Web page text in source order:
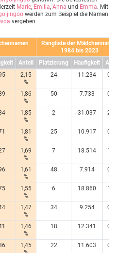
Marie, Emilia, Anna und Emma. Mit
werden zum Beispiel die Namen
vergeben.
Rangliste der
1984 bis 2023
Anteil Platzierung Häufigkeit
2,15
%
24 11.234
1,86
%
50 7.733
1,85
%
2 31.037
1,81
%
25 10.917
1,69
%
7 18.514
1,61
%
48 7.914
1,55
%
6 18.860
1,47
%
34 9.254
1,46
%
18 12.341
1,45
22 11.603